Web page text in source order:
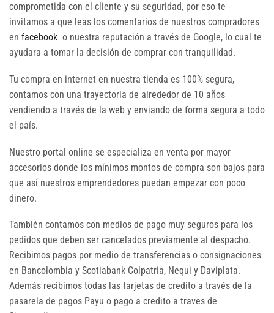
comprometida con el cliente y su seguridad, por eso te
invitamos a que leas los comentarios de nuestros compradores
en facebook o nuestra reputación a través de Google, lo cual te
ayudara a tomar la decisión de comprar con tranquilidad.
Tu compra en internet en nuestra tienda es 100% segura,
contamos con una trayectoria de alrededor de 10 años
vendiendo a través de la web y enviando de forma segura a todo
el país.
Nuestro portal online se especializa en venta por mayor
accesorios donde los mínimos montos de compra son bajos para
que así nuestros emprendedores puedan empezar con poco
dinero.
También contamos con medios de pago muy seguros para los
pedidos que deben ser cancelados previamente al despacho.
Recibimos pagos por medio de transferencias o consignaciones
en Bancolombia y Scotiabank Colpatria, Nequi y Daviplata.
Además recibimos todas las tarjetas de credito a través de la
pasarela de pagos Payu o pago a credito a traves de